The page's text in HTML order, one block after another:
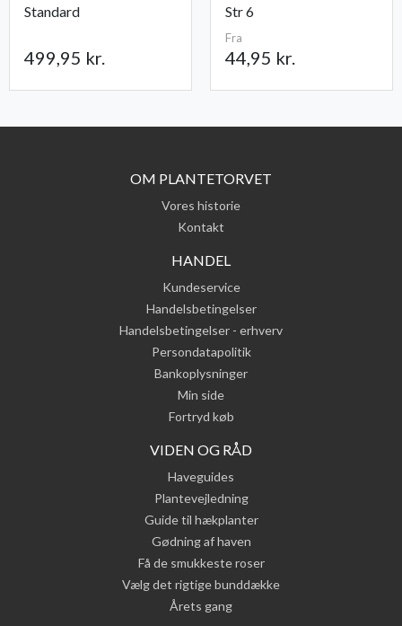
Standard
499,95 kr.
Str 6
Fra
44,95 kr.
OM PLANTETORVET
Vores historie
Kontakt
HANDEL
Kundeservice
Handelsbetingelser
Handelsbetingelser - erhverv
Persondatapolitik
Bankoplysninger
Min side
Fortryd køb
VIDEN OG RÅD
Haveguides
Plantevejledning
Guide til hækplanter
Gødning af haven
Få de smukkeste roser
Vælg det rigtige bunddække
Årets gang